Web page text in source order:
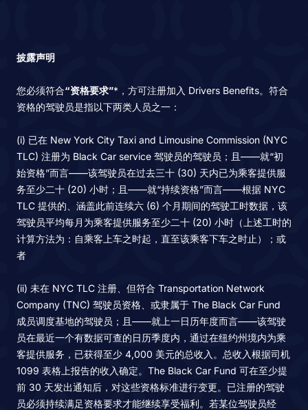
披露声明
您必须符合“资格要求”*，方可注册加入 Drivers Benefits。符合
资格的驾驶员是指以下两类人员之一：
(i) 已在 New York City Taxi and Limousine Commission (NYC
TLC) 注册为 Black Car service 驾驶员的驾驶员；且——就“初
始资格”而言——该驾驶员在过去三十 (30) 天内已为乘客提供服
务至少二十 (20) 小时；且——就“持续资格”而言——根据 NYC
TLC 提供的、涵盖此前连续六 (6) 个月期间的驾驶工时数据，该
驾驶员平均每月为乘客提供服务至少二十 (20) 小时（上述工时的
计算方法为：自乘客上车之时起，直至该乘客下车之时止）；或
者
(ii) 未在 NYC TLC 注册、但符合 Transportation Network
Company (TNC) 驾驶员资格、或隶属于 The Black Car Fund
成员调度基地的驾驶员；且——就上一日历年度而言——该驾驶
员在最近一个有数据可查的日历季度内，通过在纽约州境内为乘
客提供服务，已获得至少 4,000 美元的总收入。总收入根据司机
1099 表格上报告的收入确定。The Black Car Fund 可在至少提
前 30 天发出通知后，对这些资格标准进行变更。已注册的驾驶
员必须持续满足资格要求才能继续享受福利。若某位驾驶员经